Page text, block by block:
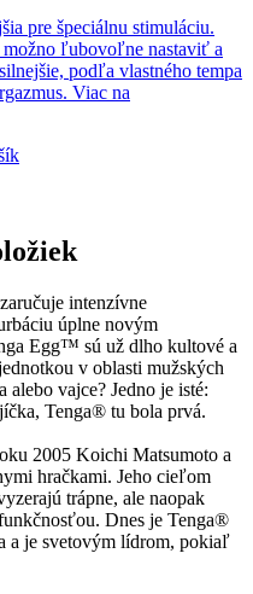
pre špeciálnu stimuláciu.
ľubovoľne nastaviť a
podľa vlastného tempa
Viac na
intenzívne
úplne novým
Egg™ sú už dlho kultové a
v oblasti mužských
vajce? Jedno je isté:
Tenga® tu bola prvá.
2005 Koichi Matsumoto a
hračkami. Jeho cieľom
trápne, ale naopak
Dnes je Tenga®
a je svetovým lídrom, pokiaľ